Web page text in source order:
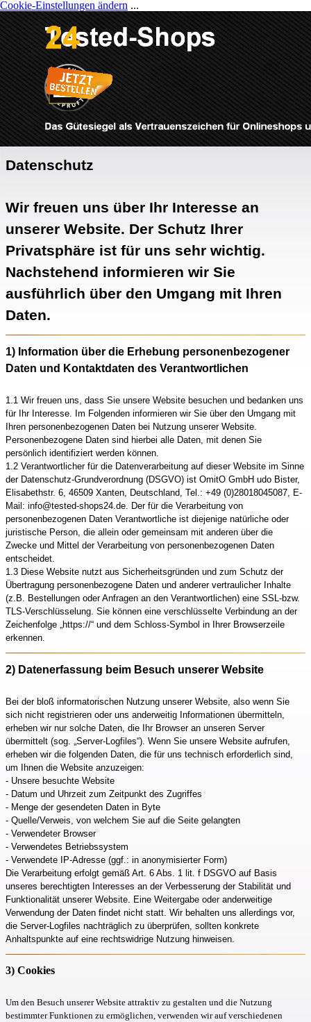
Cookie-Einstellungen ändern ...
Direkt zum Seiteninhalt
Menü überspringen
Datenschutz
Wir freuen uns über Ihr Interesse an
unserer Website. Der Schutz Ihrer
Privatsphäre ist für uns sehr wichtig.
Nachstehend informieren wir Sie
ausführlich über den Umgang mit Ihren
Daten.
1) Information über die Erhebung personenbezogener
Daten und Kontaktdaten des Verantwortlichen
1.1 Wir freuen uns, dass Sie unsere Website besuchen und bedanken uns
für Ihr Interesse. Im Folgenden informieren wir Sie über den Umgang mit
Ihren personenbezogenen Daten bei Nutzung unserer Website.
Personenbezogene Daten sind hierbei alle Daten, mit denen Sie
persönlich identifiziert werden können.
1.2 Verantwortlicher für die Datenverarbeitung auf dieser Website im Sinne
der Datenschutz-Grundverordnung (DSGVO) ist OmitO GmbH udo Bister,
Elisabethstr. 6, 46509 Xanten, Deutschland, Tel.: +49 (0)28018045087, E-
Mail: info@tested-shops24.de. Der für die Verarbeitung von
personenbezogenen Daten Verantwortliche ist diejenige natürliche oder
juristische Person, die allein oder gemeinsam mit anderen über die
Zwecke und Mittel der Verarbeitung von personenbezogenen Daten
entscheidet.
1.3 Diese Website nutzt aus Sicherheitsgründen und zum Schutz der
Übertragung personenbezogene Daten und anderer vertraulicher Inhalte
(z.B. Bestellungen oder Anfragen an den Verantwortlichen) eine SSL-bzw.
TLS-Verschlüsselung. Sie können eine verschlüsselte Verbindung an der
Zeichenfolge „https://“ und dem Schloss-Symbol in Ihrer Browserzeile
erkennen.
2) Datenerfassung beim Besuch unserer Website
Bei der bloß informatorischen Nutzung unserer Website, also wenn Sie
sich nicht registrieren oder uns anderweitig Informationen übermitteln,
erheben wir nur solche Daten, die Ihr Browser an unseren Server
übermittelt (sog. „Server-Logfiles“). Wenn Sie unsere Website aufrufen,
erheben wir die folgenden Daten, die für uns technisch erforderlich sind,
um Ihnen die Website anzuzeigen:
- Unsere besuchte Website
- Datum und Uhrzeit zum Zeitpunkt des Zugriffes
- Menge der gesendeten Daten in Byte
- Quelle/Verweis, von welchem Sie auf die Seite gelangten
- Verwendeter Browser
- Verwendetes Betriebssystem
- Verwendete IP-Adresse (ggf.: in anonymisierter Form)
Die Verarbeitung erfolgt gemäß Art. 6 Abs. 1 lit. f DSGVO auf Basis
unseres berechtigten Interesses an der Verbesserung der Stabilität und
Funktionalität unserer Website. Eine Weitergabe oder anderweitige
Verwendung der Daten findet nicht statt. Wir behalten uns allerdings vor,
die Server-Logfiles nachträglich zu überprüfen, sollten konkrete
Anhaltspunkte auf eine rechtswidrige Nutzung hinweisen.
3) Cookies
Um den Besuch unserer Website attraktiv zu gestalten und die Nutzung
bestimmter Funktionen zu ermöglichen, verwenden wir auf verschiedenen